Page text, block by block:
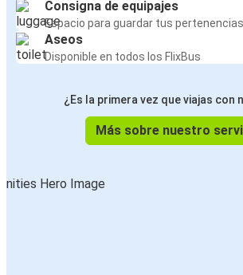
Consigna de equipajes
Espacio para guardar tus
Aseos
Disponible en todos los FlixBus
¿Es la primera vez que viajas con
Más sobre nuestro